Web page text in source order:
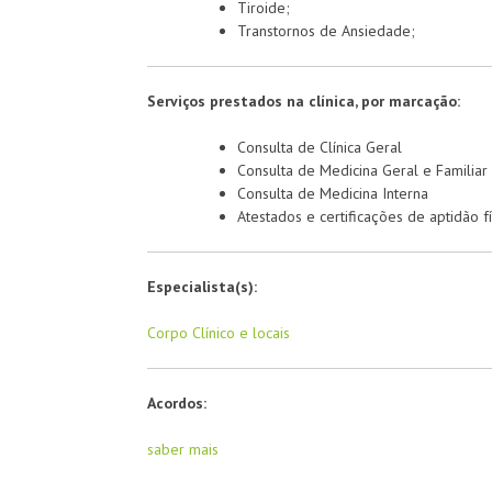
Tiroide;
Transtornos de Ansiedade;
Serviços prestados na clínica, por marcação:
Consulta de Clínica Geral
Consulta de Medicina Geral e Familiar
Consulta de Medicina Interna
Atestados e certificações de aptidão
Especialista(s):
Corpo Clínico e locais
Acordos:
saber mais